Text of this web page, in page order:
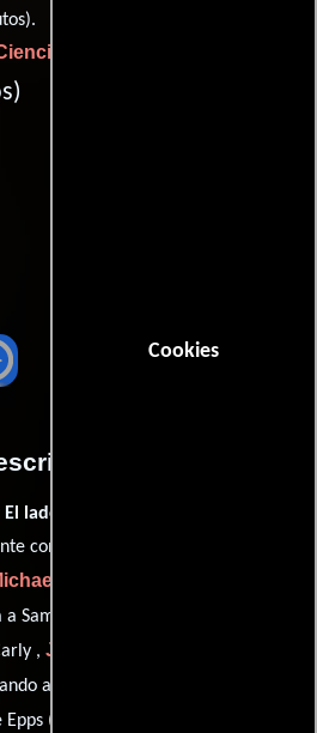
Cookies
ficción
lado oscuro de la luna
como "
Bay
Sam Witwicky,
, Josh Duhamel
a Simmons y
(